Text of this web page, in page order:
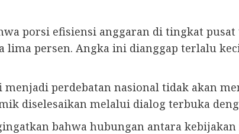
porsi efisiensi anggaran di tingkat
lima persen. Angka ini dianggap terlalu
perdebatan nasional tidak akan
diselesaikan melalui dialog terbuka
bahwa hubungan antara